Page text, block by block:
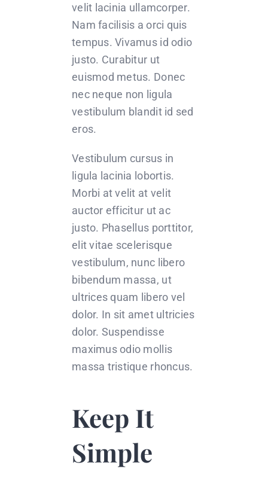
velit lacinia ullamcorper.
Nam facilisis a orci quis
tempus. Vivamus id odio
justo. Curabitur ut
euismod metus. Donec
nec neque non ligula
vestibulum blandit id sed
eros.
Vestibulum cursus in
ligula lacinia lobortis.
Morbi at velit at velit
auctor efficitur ut ac
justo. Phasellus porttitor,
elit vitae scelerisque
vestibulum, nunc libero
bibendum massa, ut
ultrices quam libero vel
dolor. In sit amet ultricies
dolor. Suspendisse
maximus odio mollis
massa tristique rhoncus.
Keep It
Simple